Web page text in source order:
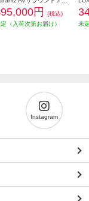
円
(税込)
（入荷次第お届け）
未
Instagram